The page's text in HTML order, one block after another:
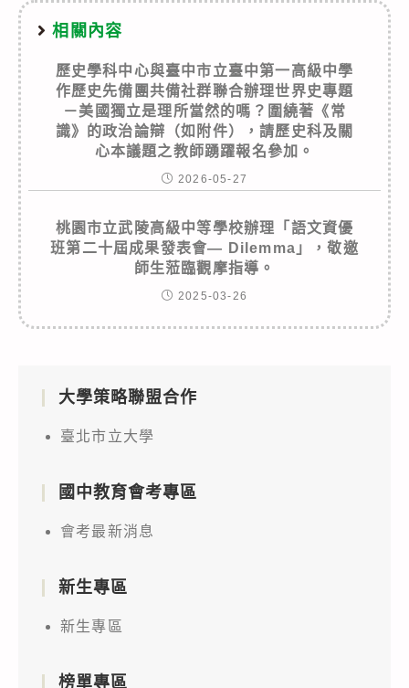
相關內容
歷史學科中心與臺中市立臺中第一高級中學
作歷史先備團共備社群聯合辦理世界史專題
－美國獨立是理所當然的嗎？圍繞著《常
識》的政治論辯（如附件），請歷史科及關
心本議題之教師踴躍報名參加。
2026-05-27
桃園市立武陵高級中等學校辦理「語文資優
班第二十屆成果發表會— Dilemma」，敬邀
師生蒞臨觀摩指導。
2025-03-26
大學策略聯盟合作
臺北市立大學
國中教育會考專區
會考最新消息
新生專區
新生專區
榜單專區